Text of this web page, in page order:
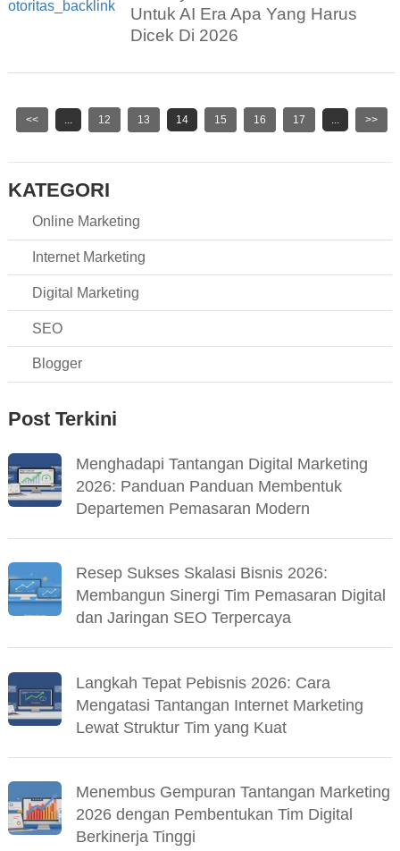
Untuk AI Era Apa Yang Harus
Dicek Di 2026
<< ... 12 13 14 15 16 17 ... >>
KATEGORI
Online Marketing
Internet Marketing
Digital Marketing
SEO
Blogger
Post Terkini
Menghadapi Tantangan Digital Marketing
2026: Panduan Panduan Membentuk
Departemen Pemasaran Modern
Resep Sukses Skalasi Bisnis 2026:
Membangun Sinergi Tim Pemasaran Digital
dan Jaringan SEO Terpercaya
Langkah Tepat Pebisnis 2026: Cara
Mengatasi Tantangan Internet Marketing
Lewat Struktur Tim yang Kuat
Menembus Gempuran Tantangan Marketing
2026 dengan Pembentukan Tim Digital
Berkinerja Tinggi